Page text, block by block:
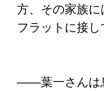
方、その家族に
フラットに接し
――葉一さんは